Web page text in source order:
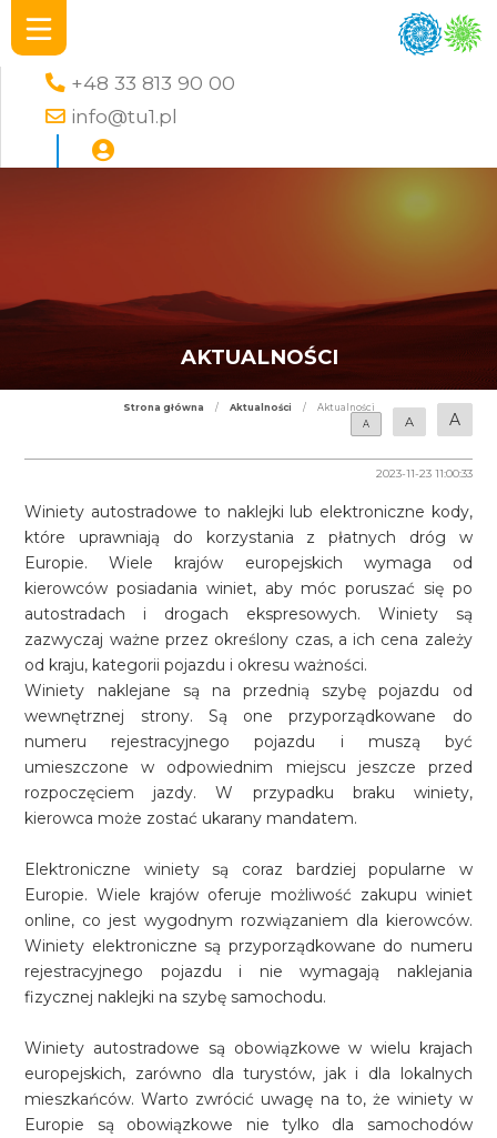
+48 33 813 90 00
info@tu1.pl
AKTUALNOŚCI
Strona główna / Aktualności /
Aktualności
A
A A
2023-11-23 11:00:33
Winiety autostradowe to naklejki lub elektroniczne kody,
które uprawniają do korzystania z płatnych dróg w
Europie. Wiele krajów europejskich wymaga od
kierowców posiadania winiet, aby móc poruszać się po
autostradach i drogach ekspresowych. Winiety są
zazwyczaj ważne przez określony czas, a ich cena zależy
od kraju, kategorii pojazdu i okresu ważności.
Winiety naklejane są na przednią szybę pojazdu od
wewnętrznej strony. Są one przyporządkowane do
numeru rejestracyjnego pojazdu i muszą być
umieszczone w odpowiednim miejscu jeszcze przed
rozpoczęciem jazdy. W przypadku braku winiety,
kierowca może zostać ukarany mandatem.
Elektroniczne winiety są coraz bardziej popularne w
Europie. Wiele krajów oferuje możliwość zakupu winiet
online, co jest wygodnym rozwiązaniem dla kierowców.
Winiety elektroniczne są przyporządkowane do numeru
rejestracyjnego pojazdu i nie wymagają naklejania
fizycznej naklejki na szybę samochodu.
Winiety autostradowe są obowiązkowe w wielu krajach
europejskich, zarówno dla turystów, jak i dla lokalnych
mieszkańców. Warto zwrócić uwagę na to, że winiety w
Europie są obowiązkowe nie tylko dla samochodów